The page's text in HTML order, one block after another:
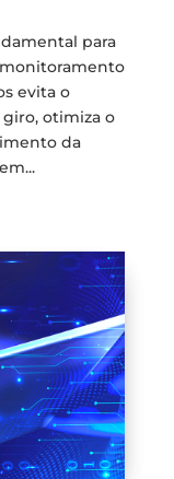
para
monitoramento
evita o
otimiza o
da